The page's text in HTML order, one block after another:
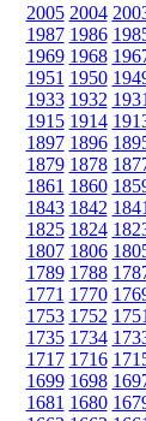
2005 2004
1987 1986
1969 1968
1951 1950
1933 1932 1931
1915 1914
1897 1896
1879 1878
1861 1860
1843 1842 1841
1825 1824
1807 1806
1789 1788
1771 1770
1753 1752 1751
1735 1734
1717 1716
1699 1698
1681 1680